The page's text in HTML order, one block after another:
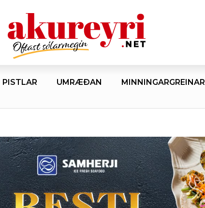
PISTLAR UMRÆÐAN MINNINGARGREINAR